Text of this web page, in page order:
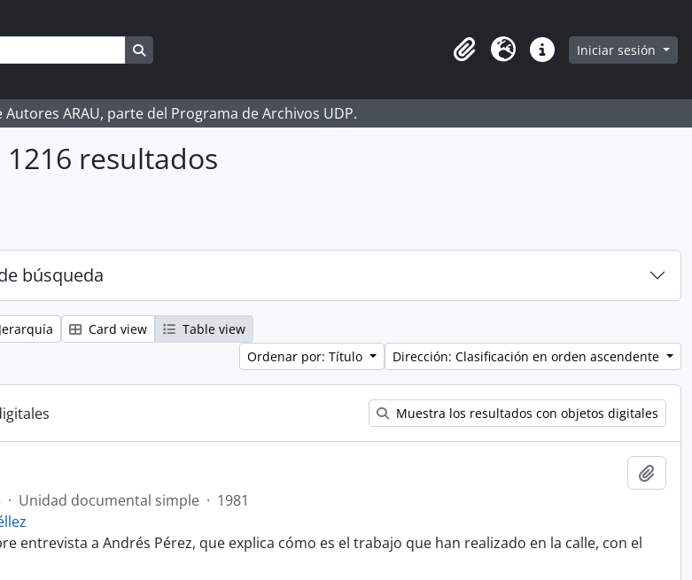
Portapapeles
Idioma Enlaces rápidos
Iniciar sesión
ARAU, parte del Programa de Archivos UDP.
resultados
búsqueda
Jerarquía Card view
Table view
Ordenar por: Título
Dirección: Clasificación en orden ascendente
Muestra los resultados con objetos digitales
· Unidad documental simple · 1981
entrevista a Andrés Pérez, que explica cómo es el trabajo que han realizado en la calle, con el